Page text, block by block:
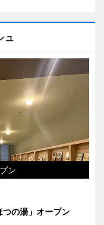
ュ
ン
の湯」オープン